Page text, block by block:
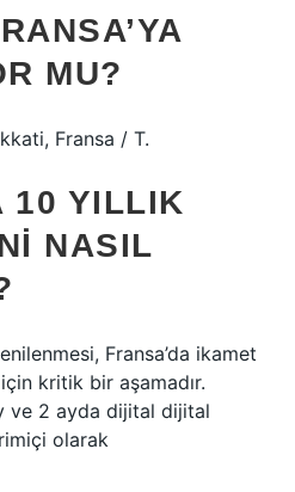
MU?
Fransa / T.
10 YILLIK
NASIL
Fransa’da ikamet
kritik bir aşamadır.
ve 2 ayda dijital dijital
olarak